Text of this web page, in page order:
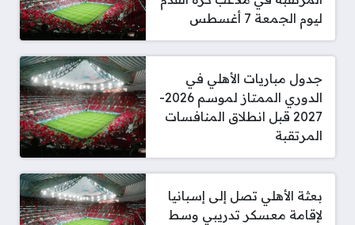
ليوم الجمعة 7 أغسطس
جدول مباريات الأهلي في
الدوري الممتاز لموسم 2026-
2027 قبل انطلاق المنافسات
المرتقبة
بعثة الأهلي تصل إلى إسبانيا
لإقامة معسكر تدريبي وسط